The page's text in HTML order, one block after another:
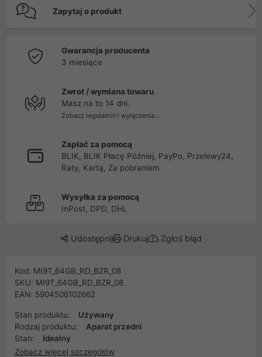
Zapytaj o produkt
Gwarancja producenta
3 miesiące
Zwrot / wymiana towaru
Masz na to 14 dni.
Zobacz regulamin i wyłączenia...
Zapłać za pomocą
BLIK, BLIK Płacę Później, PayPo, Przelewy24,
Raty, Kartą, Za pobraniem
Wysyłka za pomocą
InPost, DPD, DHL
Udostępnij Drukuj Zgłoś błąd
Kod: MI9T_64GB_RD_BZR_08
SKU: MI9T_64GB_RD_BZR_08
EAN: 5904506102662
Stan produktu:
Używany
Rodzaj produktu:
Aparat przedni
Stan:
Idealny
Zobacz więcej szczegółów